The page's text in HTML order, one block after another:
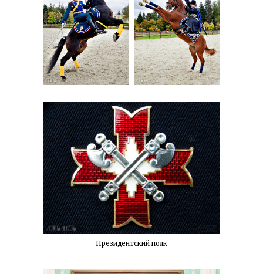
Президентский полк